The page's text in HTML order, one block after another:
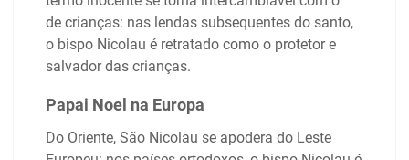
de crianças: nas lendas subsequentes do santo,
o bispo Nicolau é retratado como o protetor e
salvador das crianças.
Papai Noel na Europa
Do Oriente, São Nicolau se apodera do Leste